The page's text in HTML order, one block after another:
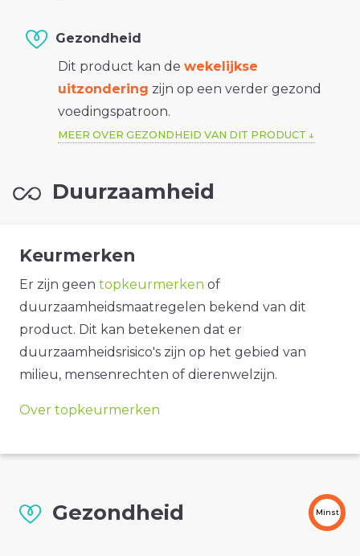
Gezondheid
Dit product kan de wekelijkse
uitzondering zijn op een verder gezond
voedingspatroon.
MEER OVER GEZONDHEID VAN DIT PRODUCT
Duurzaamheid
Keurmerken
Er zijn geen topkeurmerken of
duurzaamheidsmaatregelen bekend van dit
product. Dit kan betekenen dat er
duurzaamheidsrisico's zijn op het gebied van
milieu, mensenrechten of dierenwelzijn.
Over topkeurmerken
Gezondheid Minst